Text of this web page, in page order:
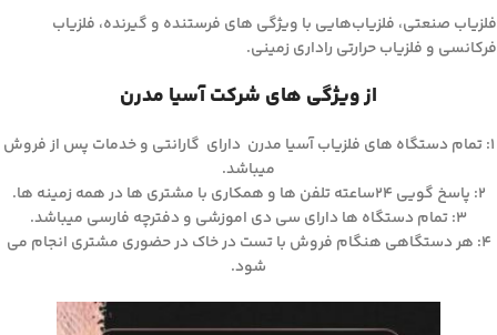
فلزیاب صنعتی، فلزیاب‌هایی با ویژگی های فرستنده و گیرنده، فلزیاب
فرکانسی و فلزیاب حرارتی راداری زمینی.
از ویژگی های شرکت آسیا مدرن
۱: تمام دستگاه های فلزیاب آسیا مدرن دارای گارانتی و خدمات پس از فروش
میباشد.
۲: پاسخ گویی ۲۴ساعته تلفن ها و همکاری با مشتری ها در همه زمینه ها.
۳: تمام دستگاه ها دارای سی دی اموزشی و دفترچه فارسی میباشد.
۴: هر دستگاهی هنگام فروش با تست در خاک در حضوری مشتری انجام می
شود.